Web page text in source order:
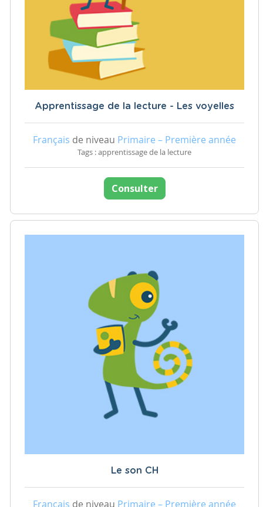
Apprentissage de la lecture - Les voyelles
Français de niveau Primaire – Première année
Tags : apprentissage de la lecture
Consulter
Le son CH
Français de niveau Primaire – Première année